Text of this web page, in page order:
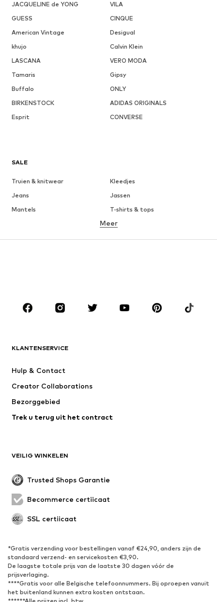
JACQUELINE de YONG
VILA
GUESS
CINQUE
American Vintage
Desigual
khujo
Calvin Klein
LASCANA
VERO MODA
Tamaris
Gipsy
Buffalo
ONLY
BIRKENSTOCK
ADIDAS ORIGINALS
Esprit
CONVERSE
SALE
Truien & knitwear
Kleedjes
Jeans
Jassen
Mantels
T-shirts & tops
Ondergoed
Rokken
Blouses & tunieken
Accessoires
Premium
Nieuw
Ondergoed
Mantels
Rokken
Evenementen
SCHOENEN
Sneakers
Enkellaarsjes
Pumps & hakken
Laarzen
Sandalen
Sportschoenen
Ballerina's
Meer
KLANTENSERVICE
Hulp & Contact
Creator Collaborations
Bezorggebied
Trek u terug uit het contract
VEILIG WINKELEN
Trusted Shops Garantie
Becommerce certificaat
SSL certificaat
*Gratis verzending voor bestellingen vanaf €24,90, anders zijn de
standaard verzend- en servicekosten €3,90.
De laagste totale prijs van de laatste 30 dagen vóór de
prijsverlaging.
****Gratis voor alle Belgische telefoonnummers. Bij oproepen vanuit
het buitenland kunnen extra kosten ontstaan.